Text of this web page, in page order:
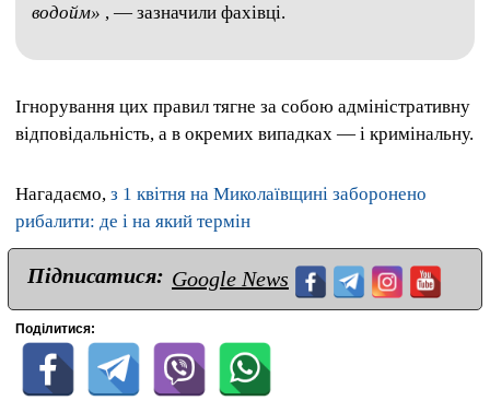
водойм» , — зазначили фахівці.
Ігнорування цих правил тягне за собою адміністративну
відповідальність, а в окремих випадках — і кримінальну.
Нагадаємо, з 1 квітня на Миколаївщині заборонено
рибалити: де і на який термін
Підписатися: Google News
Поділитися: